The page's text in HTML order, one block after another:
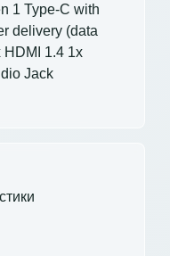
1 Type-C with
delivery (data
HDMI 1.4 1x
Jack